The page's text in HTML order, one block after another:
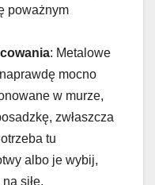
poważnym
: Metalowe
mocno
w murze,
zwłaszcza
tu
albo je wybij,
siłę.